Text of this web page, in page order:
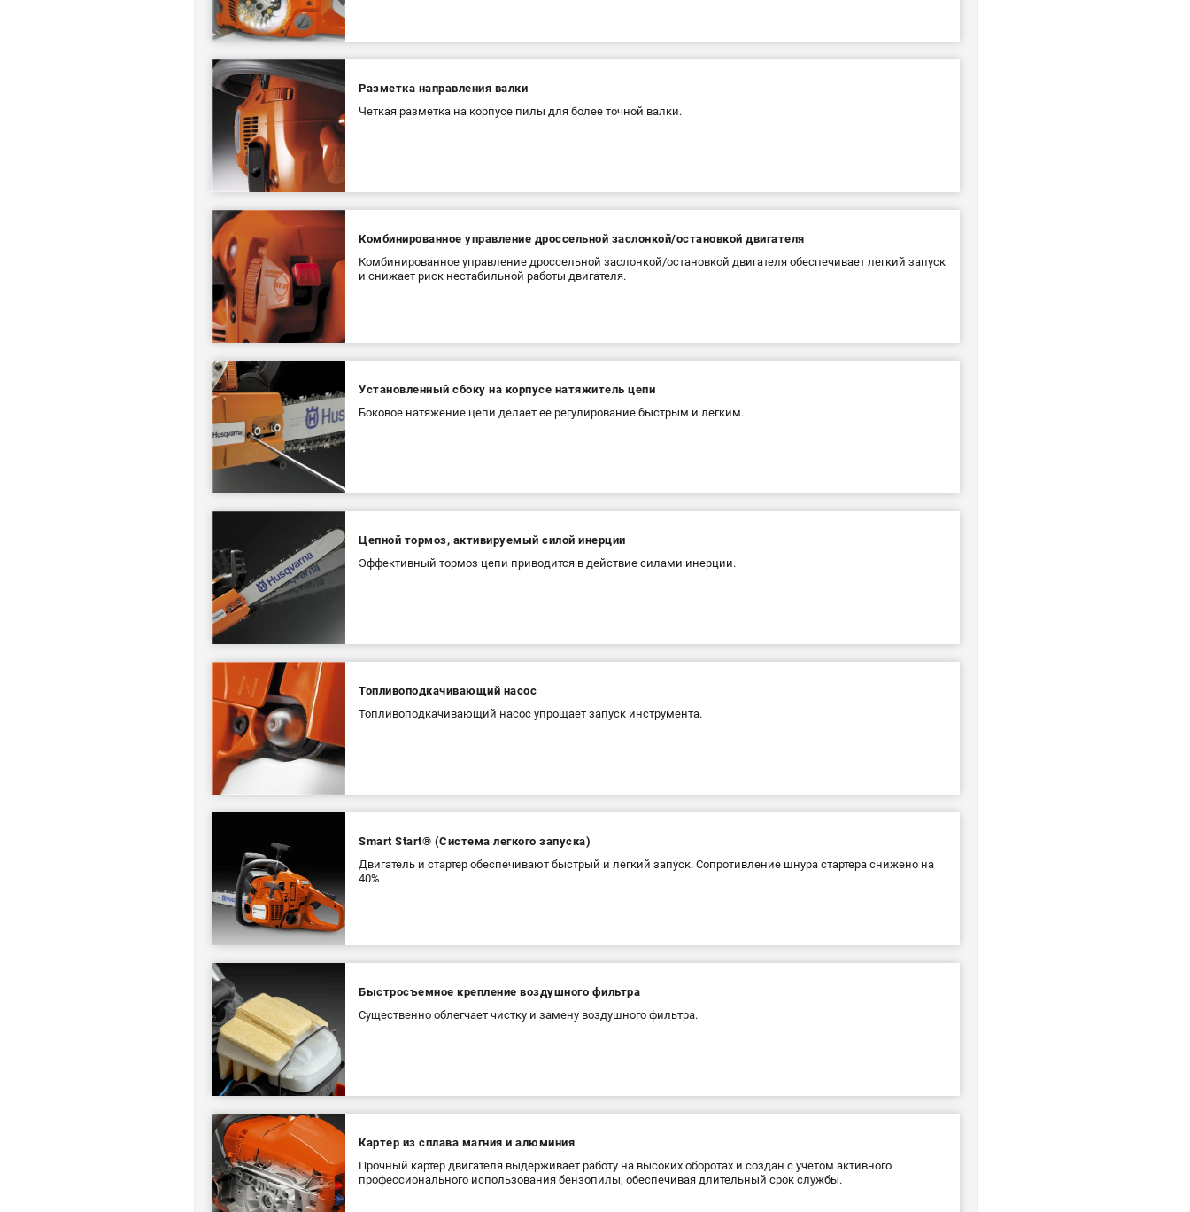
Разметка направления валки
Четкая разметка на корпусе пилы для более точной валки.
Комбинированное управление дроссельной заслонкой/остановкой двигателя
Комбинированное управление дроссельной заслонкой/остановкой двигателя обеспечивает легкий запуск
и снижает риск нестабильной работы двигателя.
Установленный сбоку на корпусе натяжитель цепи
Боковое натяжение цепи делает ее регулирование быстрым и легким.
Цепной тормоз, активируемый силой инерции
Эффективный тормоз цепи приводится в действие силами инерции.
Топливоподкачивающий насос
Топливоподкачивающий насос упрощает запуск инструмента.
Smart Start® (Система легкого запуска)
Двигатель и стартер обеспечивают быстрый и легкий запуск. Сопротивление шнура стартера снижено на
40%
Быстросъемное крепление воздушного фильтра
Существенно облегчает чистку и замену воздушного фильтра.
Картер из сплава магния и алюминия
Прочный картер двигателя выдерживает работу на высоких оборотах и создан с учетом активного
профессионального использования бензопилы, обеспечивая длительный срок службы.